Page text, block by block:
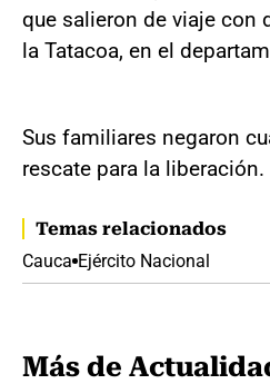
que salieron de viaje con
la Tatacoa, en el
Sus familiares negaron
rescate para la liberación.
Temas relacionados
Cauca Ejército Nacional
Más de